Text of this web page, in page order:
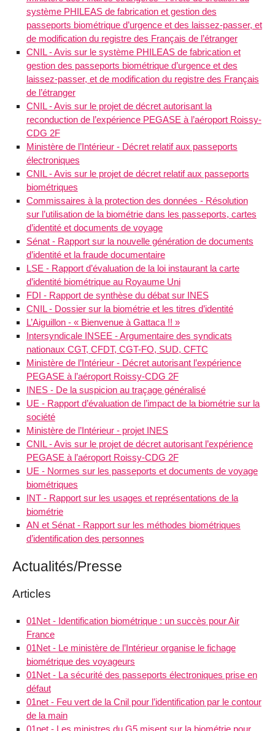
système PHILEAS de fabrication et gestion des
passeports biométrique d’urgence et des laissez-passer, et
de modification du registre des Français de l’étranger
CNIL - Avis sur le système PHILEAS de fabrication et
gestion des passeports biométrique d’urgence et des
laissez-passer, et de modification du registre des Français
de l’étranger
CNIL - Avis sur le projet de décret autorisant la
reconduction de l’expérience PEGASE à l’aéroport Roissy-
CDG 2F
Ministère de l’Intérieur - Décret relatif aux passeports
électroniques
CNIL - Avis sur le projet de décret relatif aux passeports
biométriques
Commissaires à la protection des données - Résolution
sur l’utilisation de la biométrie dans les passeports, cartes
d’identité et documents de voyage
Sénat - Rapport sur la nouvelle génération de documents
d’identité et la fraude documentaire
LSE - Rapport d’évaluation de la loi instaurant la carte
d’identité biométrique au Royaume Uni
FDI - Rapport de synthèse du débat sur INES
CNIL - Dossier sur la biométrie et les titres d’identité
L’Aiguillon - « Bienvenue à Gattaca !! »
Intersyndicale INSEE - Argumentaire des syndicats
nationaux CGT, CFDT, CGT-FO, SUD, CFTC
Ministère de l’Intérieur - Décret autorisant l’expérience
PEGASE à l’aéroport Roissy-CDG 2F
INES - De la suspicion au traçage généralisé
UE - Rapport d’évaluation de l’impact de la biométrie sur la
société
Ministère de l’Intérieur - projet INES
CNIL - Avis sur le projet de décret autorisant l’expérience
PEGASE à l’aéroport Roissy-CDG 2F
UE - Normes sur les passeports et documents de voyage
biométriques
INT - Rapport sur les usages et représentations de la
biométrie
AN et Sénat - Rapport sur les méthodes biométriques
d’identification des personnes
Actualités/Presse
Articles
01Net - Identification biométrique : un succès pour Air
France
01Net - Le ministère de l’Intérieur organise le fichage
biométrique des voyageurs
01Net - La sécurité des passeports électroniques prise en
défaut
01net - Feu vert de la Cnil pour l’identification par le contour
de la main